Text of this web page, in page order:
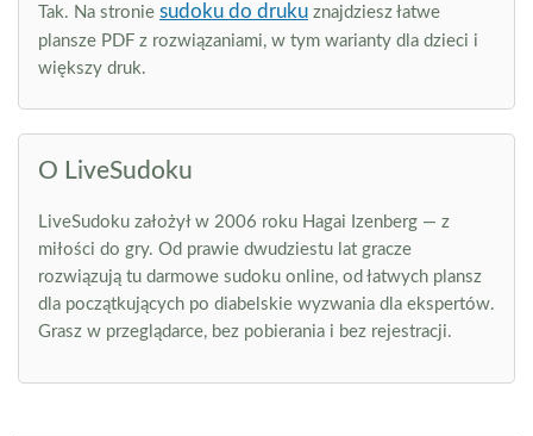
Tak. Na stronie sudoku do druku znajdziesz łatwe
plansze PDF z rozwiązaniami, w tym warianty dla dzieci i
większy druk.
O LiveSudoku
LiveSudoku założył w 2006 roku Hagai Izenberg — z
miłości do gry. Od prawie dwudziestu lat gracze
rozwiązują tu darmowe sudoku online, od łatwych plansz
dla początkujących po diabelskie wyzwania dla ekspertów.
Grasz w przeglądarce, bez pobierania i bez rejestracji.